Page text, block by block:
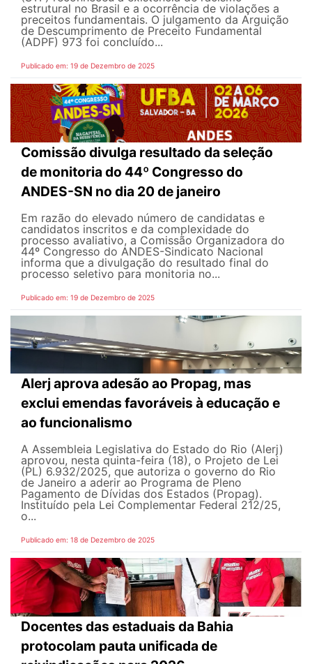
estrutural no Brasil e a ocorrência de violações a
preceitos fundamentais. O julgamento da Arguição
de Descumprimento de Preceito Fundamental
(ADPF) 973 foi concluído...
Publicado em: 19 de Dezembro de 2025
Comissão divulga resultado da seleção
de monitoria do 44º Congresso do
ANDES-SN no dia 20 de janeiro
Em razão do elevado número de candidatas e
candidatos inscritos e da complexidade do
processo avaliativo, a Comissão Organizadora do
44º Congresso do ANDES-Sindicato Nacional
informa que a divulgação do resultado final do
processo seletivo para monitoria no...
Publicado em: 19 de Dezembro de 2025
Alerj aprova adesão ao Propag, mas
exclui emendas favoráveis à educação e
ao funcionalismo
A Assembleia Legislativa do Estado do Rio (Alerj)
aprovou, nesta quinta-feira (18), o Projeto de Lei
(PL) 6.932/2025, que autoriza o governo do Rio
de Janeiro a aderir ao Programa de Pleno
Pagamento de Dívidas dos Estados (Propag).
Instituído pela Lei Complementar Federal 212/25,
o...
Publicado em: 18 de Dezembro de 2025
Docentes das estaduais da Bahia
protocolam pauta unificada de